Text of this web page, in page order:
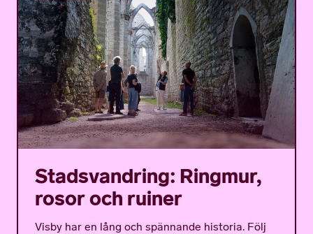
Stadsvandring: Ringmur,
rosor och ruiner
Visby har en lång och spännande historia. Följ